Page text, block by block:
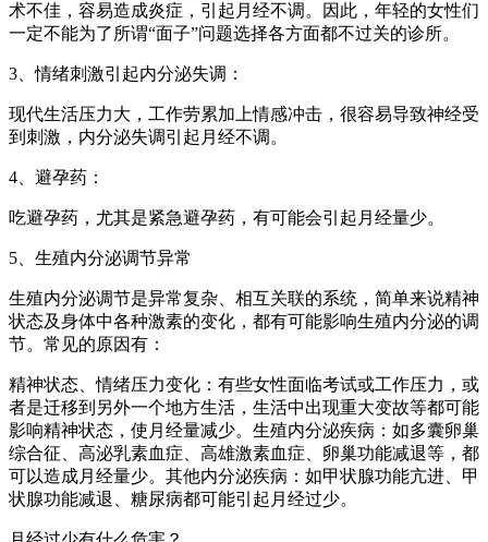
术不佳，容易造成炎症，引起月经不调。因此，年轻的女性们
一定不能为了所谓“面子”问题选择各方面都不过关的诊所。
3、情绪刺激引起内分泌失调：
现代生活压力大，工作劳累加上情感冲击，很容易导致神经受
到刺激，内分泌失调引起月经不调。
4、避孕药：
吃避孕药，尤其是紧急避孕药，有可能会引起月经量少。
5、生殖内分泌调节异常
生殖内分泌调节是异常复杂、相互关联的系统，简单来说精神
状态及身体中各种激素的变化，都有可能影响生殖内分泌的调
节。常见的原因有：
精神状态、情绪压力变化：有些女性面临考试或工作压力，或
者是迁移到另外一个地方生活，生活中出现重大变故等都可能
影响精神状态，使月经量减少。生殖内分泌疾病：如多囊卵巢
综合征、高泌乳素血症、高雄激素血症、卵巢功能减退等，都
可以造成月经量少。其他内分泌疾病：如甲状腺功能亢进、甲
状腺功能减退、糖尿病都可能引起月经过少。